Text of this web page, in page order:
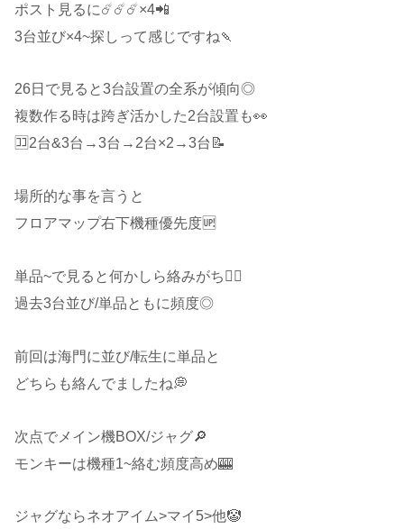
ポスト見るに☄️☄️☄️×4📲
3台並び×4~探しって感じですね🍡
26日で見ると3台設置の全系が傾向◎
複数作る時は跨ぎ活かした2台設置も👀
🈁2台&3台→3台→2台×2→3台📝
場所的な事を言うと
フロアマップ右下機種優先度🆙
単品~で見ると何かしら絡みがち🙆‍♂️
過去3台並び/単品ともに頻度◎
前回は海門に並び/転生に単品と
どちらも絡んでましたね💭
次点でメイン機BOX/ジャグ🔎
モンキーは機種1~絡む頻度高め🎰
ジャグならネオアイム>マイ5>他🤡